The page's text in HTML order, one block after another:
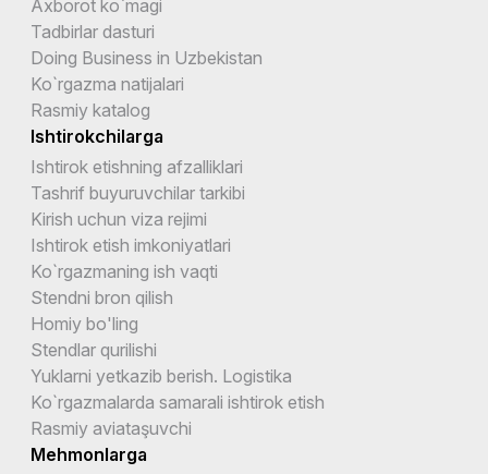
Axborot ko`magi
Tadbirlar dasturi
Doing Business in Uzbekistan
Ko`rgazma natijalari
Rasmiy katalog
Ishtirokchilarga
Ishtirok etishning afzalliklari
Tashrif buyuruvchilar tarkibi
Kirish uchun viza rejimi
Ishtirok etish imkoniyatlari
Ko`rgazmaning ish vaqti
Stendni bron qilish
Homiy bo'ling
Stendlar qurilishi
Yuklarni yetkazib berish. Logistika
Ko`rgazmalarda samarali ishtirok etish
Rasmiy aviataşuvchi
Mehmonlarga